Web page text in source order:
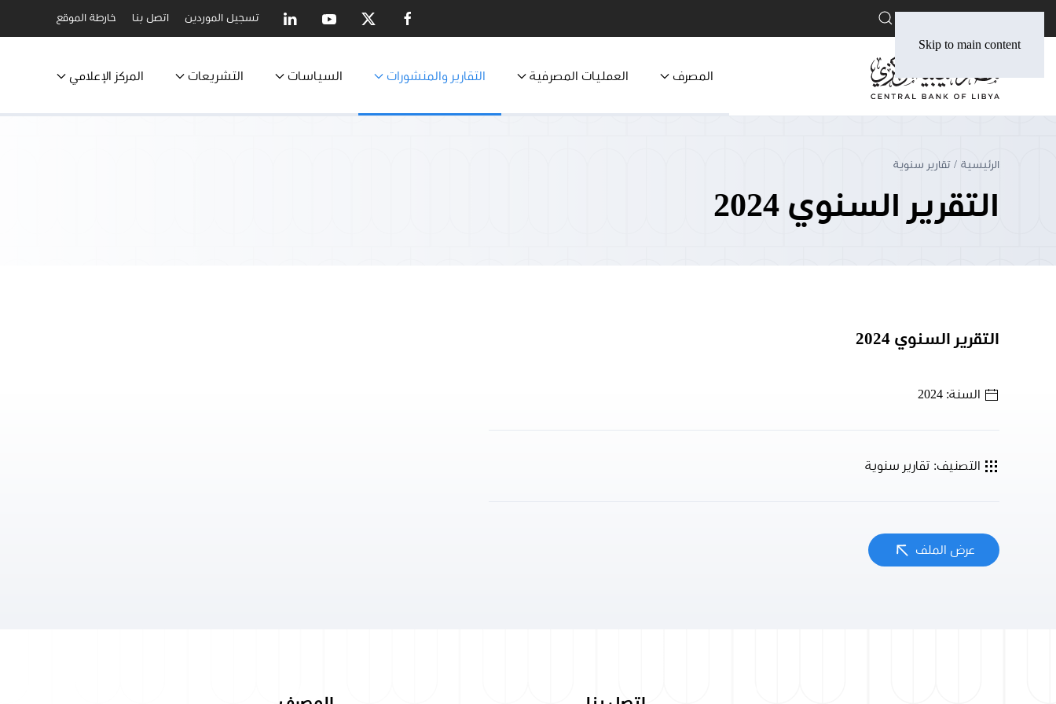
Skip to main content
تسجيل الموردين اتصل بنا خارطة الموقع
المصرف العمليات المصرفية التقارير والمنشورات السياسات التشريعات المركز الإعلامي
الرئيسية تقارير سنوية
التقرير السنوي 2024
التقرير السنوي 2024
السنة: 2024
التصنيف: تقارير سنوية
عرض الملف